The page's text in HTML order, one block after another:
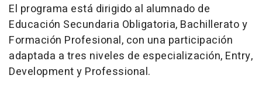
El programa está dirigido al alumnado de
Educación Secundaria Obligatoria, Bachillerato y
Formación Profesional, con una participación
adaptada a tres niveles de especialización, Entry,
Development y Professional.